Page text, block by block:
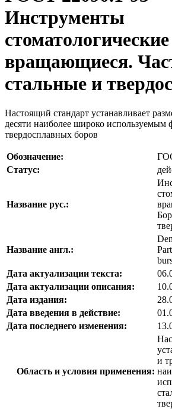
Инструменты
стоматологические
вращающиеся.
стальные и
Настоящий стандарт устанавливает
десяти наиболее широко используемым
твердосплавных боров
Обозначение:
Статус:
Название рус.:
Название англ.:
Дата актуализации текста:
Дата актуализации описания:
Дата издания:
Дата введения в действие:
Дата последнего изменения:
Область и условия применения:
и